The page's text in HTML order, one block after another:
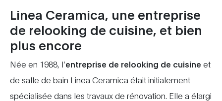
Linea Ceramica, une entreprise
de relooking de cuisine, et bien
plus encore
Née en 1988, l’entreprise de relooking de cuisine et
de salle de bain Linea Ceramica était initialement
spécialisée dans les travaux de rénovation. Elle a élargi